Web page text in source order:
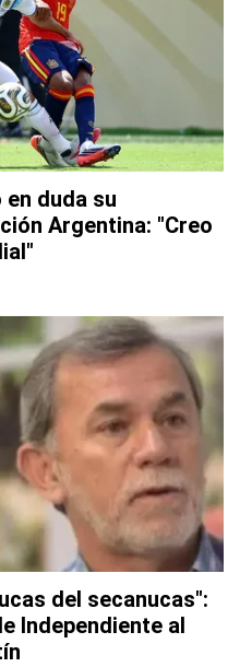
duda su
Argentina: "Creo
del secanucas":
Independiente al